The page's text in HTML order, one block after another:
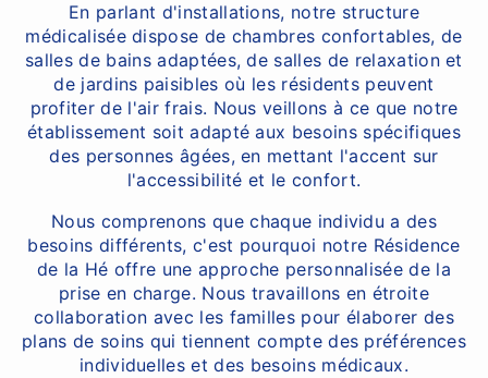
En parlant d'installations, notre structure
médicalisée dispose de chambres confortables, de
salles de bains adaptées, de salles de relaxation et
de jardins paisibles où les résidents peuvent
profiter de l'air frais. Nous veillons à ce que notre
établissement soit adapté aux besoins spécifiques
des personnes âgées, en mettant l'accent sur
l'accessibilité et le confort.
Nous comprenons que chaque individu a des
besoins différents, c'est pourquoi notre Résidence
de la Hé offre une approche personnalisée de la
prise en charge. Nous travaillons en étroite
collaboration avec les familles pour élaborer des
plans de soins qui tiennent compte des préférences
individuelles et des besoins médicaux.